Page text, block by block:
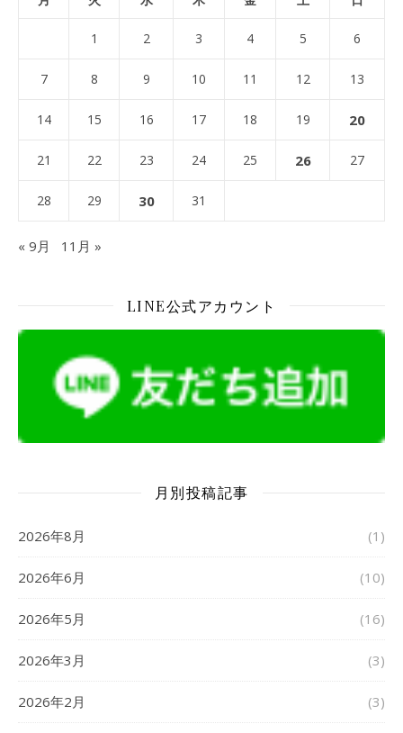
1 2 3 4 5 6
7 8 9 10 11 12 13
14 15 16 17 18 19 20
21 22 23 24 25 26 27
28 29 30 31
« 9月 11月 »
LINE公式アカウント
月別投稿記事
2026年8月 (1)
2026年6月 (10)
2026年5月 (16)
2026年3月 (3)
2026年2月 (3)